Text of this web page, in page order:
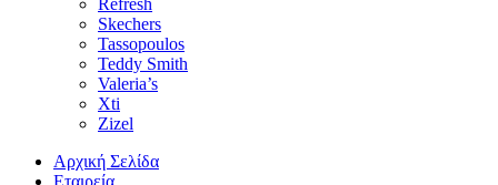
Refresh
Skechers
Tassopoulos
Teddy Smith
Valeria’s
Xti
Zizel
Αρχική Σελίδα
Εταιρεία